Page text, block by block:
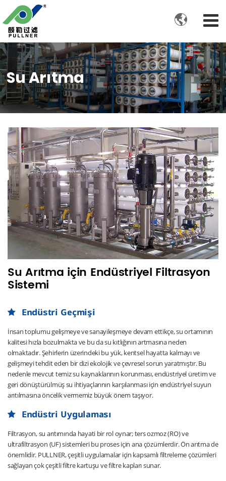

Su Arıtma
Su Arıtma için Endüstriyel Filtrasyon
Sistemi
Endüstri Geçmişi
İnsan toplumu gelişmeye ve sanayileşmeye devam ettikçe, su ortamının
kalitesi hızla bozulmakta ve bu da su kıtlığının artmasına neden
olmaktadır. Şehirlerin üzerindeki bu yük, kentsel hayatta kalmayı ve
gelişmeyi tehdit eden bir dizi ekolojik ve çevresel sorun yaratmıştır. Bu
nedenle mevcut temiz su kaynaklarının korunması, endüstriyel üretim ve
geri dönüştürülmüş su ihtiyaçlarının karşılanması için endüstriyel suyun
arıtılmasına öncelik vermemiz büyük önem taşıyor.
Endüstri Uygulaması
Filtrasyon, su arıtımında hayati bir rol oynar; ters ozmoz (RO) ve
ultrafiltrasyon (UF) sistemleri bu proses için ana çözümlerdir. Ön arıtma de
önemlidir. PULLNER, çeşitli uygulamalar için kapsamlı filtreleme çözümleri
sağlayan çok çeşitli filtre kartuşu ve filtre kapları sunar.